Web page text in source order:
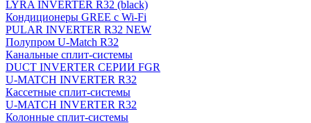
LYRA INVERTER R32 (black)
Кондиционеры GREE с Wi-Fi
PULAR INVERTER R32 NEW
Полупром U-Match R32
Канальные сплит-системы
DUCT INVERTER СЕРИИ FGR
U-MATCH INVERTER R32
Кассетные сплит-системы
U-MATCH INVERTER R32
Колонные сплит-системы